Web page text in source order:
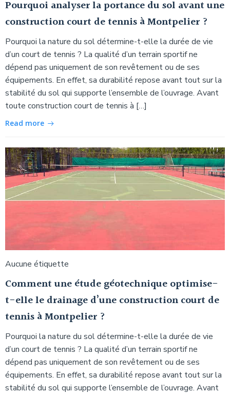
Pourquoi analyser la portance du sol avant une
construction court de tennis à Montpelier ?
Pourquoi la nature du sol détermine-t-elle la durée de vie
d’un court de tennis ? La qualité d’un terrain sportif ne
dépend pas uniquement de son revêtement ou de ses
équipements. En effet, sa durabilité repose avant tout sur la
stabilité du sol qui supporte l’ensemble de l’ouvrage. Avant
toute construction court de tennis à […]
Read more
Aucune étiquette
Comment une étude géotechnique optimise-
t-elle le drainage d’une construction court de
tennis à Montpelier ?
Pourquoi la nature du sol détermine-t-elle la durée de vie
d’un court de tennis ? La qualité d’un terrain sportif ne
dépend pas uniquement de son revêtement ou de ses
équipements. En effet, sa durabilité repose avant tout sur la
stabilité du sol qui supporte l’ensemble de l’ouvrage. Avant